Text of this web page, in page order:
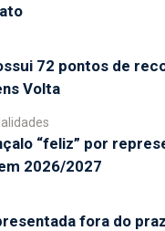
72 pontos de
Volta
“feliz” por
2026/2027
fora do